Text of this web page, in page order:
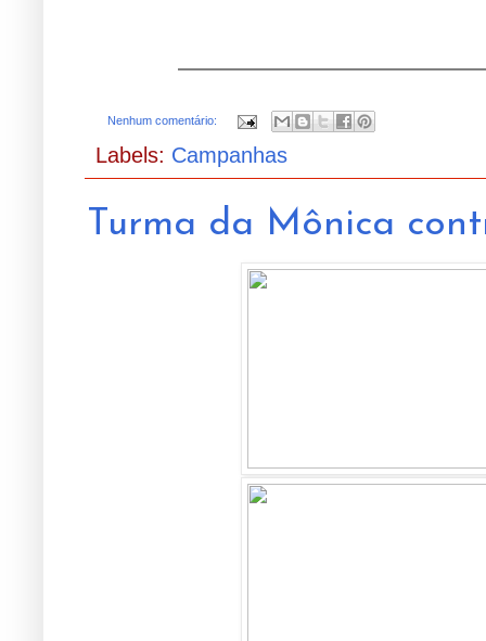
Nenhum comentário:
Labels: Campanhas
Turma da Mônica